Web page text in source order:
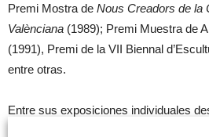
Premi Mostra de Nous Creadors de la
Valènciana (1989); Premi Muestra de
(1991), Premi de la VII Biennal
entre otras.
Entre sus exposiciones individuales